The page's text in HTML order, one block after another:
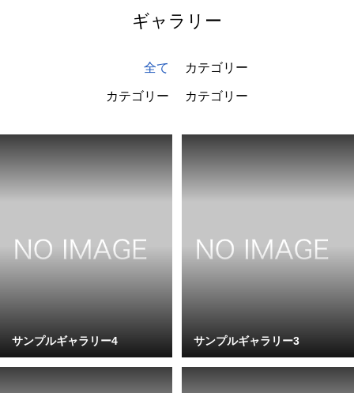
ギャラリー
全て カテゴリー
カテゴリー カテゴリー
サンプルギャラリー4 サンプルギャラリー3